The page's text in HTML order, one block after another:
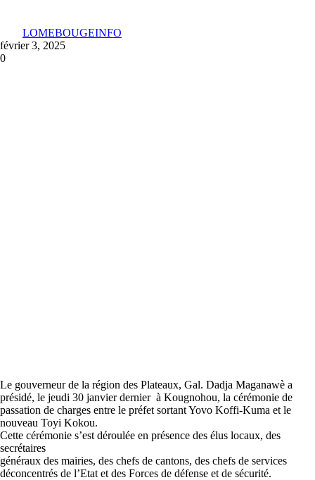
LOMEBOUGEINFO
février 3, 2025
0
Le gouverneur de la région des Plateaux, Gal. Dadja Maganawè a
présidé, le jeudi 30 janvier dernier à Kougnohou, la cérémonie de
passation de charges entre le préfet sortant Yovo Koffi-Kuma et le
nouveau Toyi Kokou.
Cette cérémonie s’est déroulée en présence des élus locaux, des
secrétaires
généraux des mairies, des chefs de cantons, des chefs de services
déconcentrés de l’Etat et des Forces de défense et de sécurité.